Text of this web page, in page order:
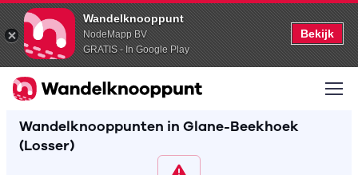
Wandelknooppunt
NodeMapp BV
GRATIS - In Google Play
Bekijk
Wandelknooppunten in Glane-Beekhoek
(Losser)